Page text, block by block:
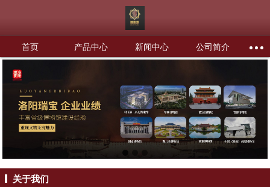
首页 产品中心 新闻中心 公司简介
关于我们